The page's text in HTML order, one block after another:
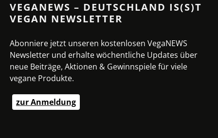
VEGANEWS – DEUTSCHLAND IS(S)T
VEGAN NEWSLETTER
Abonniere jetzt unseren kostenlosen VegaNEWS
Newsletter und erhalte wöchentliche Updates über
neue Beiträge, Aktionen & Gewinnspiele für viele
vegane Produkte.
zur Anmeldung